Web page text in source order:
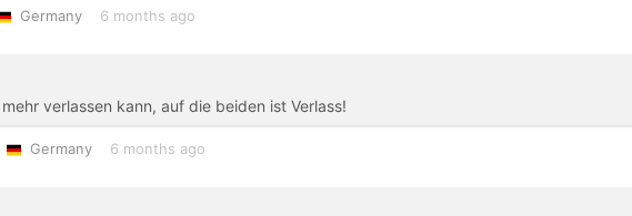
Germany 6 months ago
verlassen kann, auf die beiden ist Verlass!
Germany 6 months ago